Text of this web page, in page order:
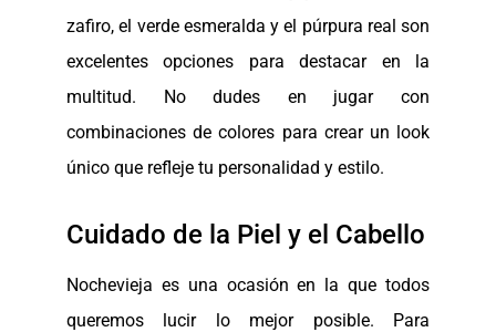
zafiro, el verde esmeralda y el púrpura real son
excelentes opciones para destacar en la
multitud. No dudes en jugar con
combinaciones de colores para crear un look
único que refleje tu personalidad y estilo.
Cuidado de la Piel y el Cabello
Nochevieja es una ocasión en la que todos
queremos lucir lo mejor posible. Para